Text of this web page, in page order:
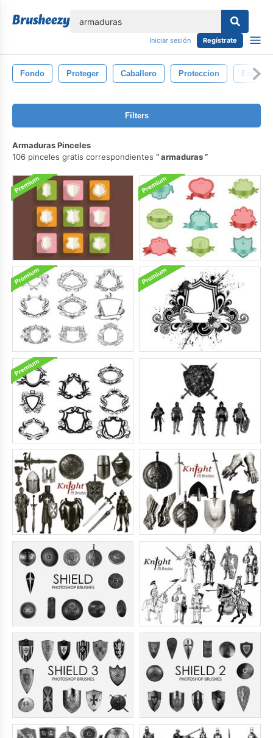
Iniciar sesión Regístrate
Fondo Proteger Caballero Proteccion Espada
Filters
Armaduras Pinceles
106 pinceles gratis correspondientes
armaduras